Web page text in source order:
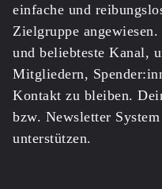
einfache und
Zielgruppe
und beliebteste Kanal,
Mitgliedern,
Kontakt zu bleiben.
bzw. Newsletter System
unterstützen.